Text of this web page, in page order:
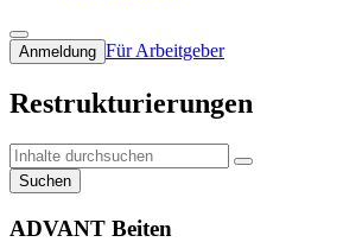
Anmeldung Für Arbeitgeber
Restrukturierungen
Suchen
ADVANT Beiten